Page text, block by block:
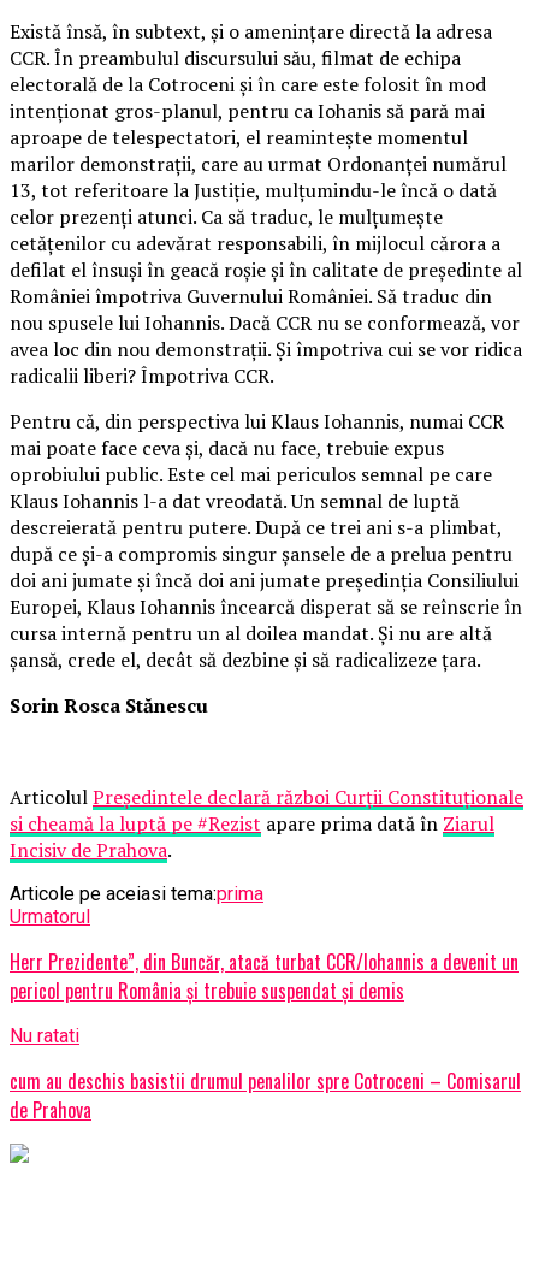
Există însă, în subtext, și o amenințare directă la adresa
CCR. În preambulul discursului său, filmat de echipa
electorală de la Cotroceni și în care este folosit în mod
intenționat gros-planul, pentru ca Iohanis să pară mai
aproape de telespectatori, el reamintește momentul
marilor demonstrații, care au urmat Ordonanței numărul
13, tot referitoare la Justiție, mulțumindu-le încă o dată
celor prezenți atunci. Ca să traduc, le mulțumește
cetățenilor cu adevărat responsabili, în mijlocul cărora a
defilat el însuși în geacă roșie și în calitate de președinte al
României împotriva Guvernului României. Să traduc din
nou spusele lui Iohannis. Dacă CCR nu se conformează, vor
avea loc din nou demonstrații. Și împotriva cui se vor ridica
radicalii liberi? Împotriva CCR.
Pentru că, din perspectiva lui Klaus Iohannis, numai CCR
mai poate face ceva și, dacă nu face, trebuie expus
oprobiului public. Este cel mai periculos semnal pe care
Klaus Iohannis l-a dat vreodată. Un semnal de luptă
descreierată pentru putere. După ce trei ani s-a plimbat,
după ce și-a compromis singur șansele de a prelua pentru
doi ani jumate și încă doi ani jumate președinția Consiliului
Europei, Klaus Iohannis încearcă disperat să se reînscrie în
cursa internă pentru un al doilea mandat. Și nu are altă
șansă, crede el, decât să dezbine și să radicalizeze țara.
Sorin Rosca Stănescu
ArticolulPreședintele declară război Curții Constituționale
si cheamă la luptă pe #Rezist apare prima dată în Ziarul
Incisiv de Prahova.
Articole pe aceiasi tema:prima
Urmatorul
Herr Prezidente”, din Buncăr, atacă turbat CCR/Iohannis a devenit un
pericol pentru România și trebuie suspendat și demis
Nu ratati
cum au deschis basistii drumul penalilor spre Cotroceni – Comisarul
de Prahova